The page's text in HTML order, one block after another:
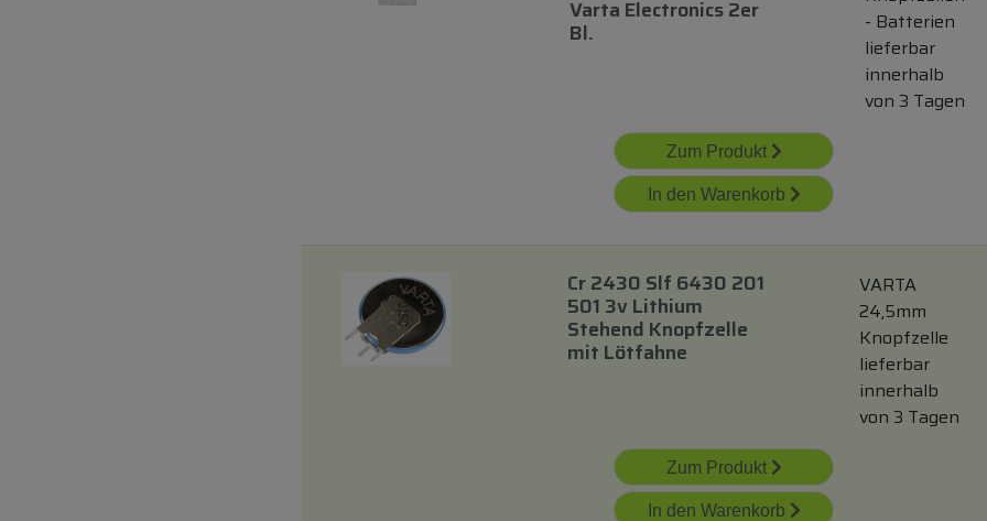
Varta Electronics 2er
Bl.
- Batterien
lieferbar
innerhalb
von 3 Tagen
Zum Produkt
In den Warenkorb
Cr 2430 Slf 6430 201
501 3v Lithium
Stehend Knopfzelle
mit Lötfahne
VARTA
24,5mm
Knopfzelle
lieferbar
innerhalb
von 3 Tagen
Zum Produkt
In den Warenkorb